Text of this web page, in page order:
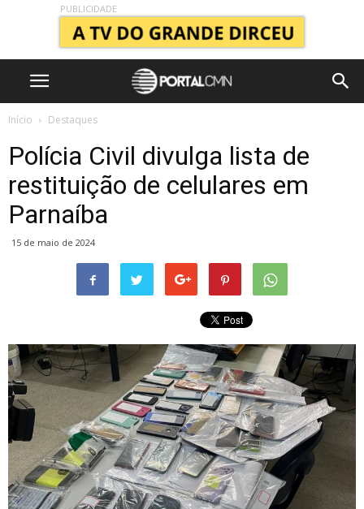
PUBLICIDADE
Início Destaques
Polícia Civil divulga lista de
restituição de celulares em
Parnaíba
15 de maio de 2024